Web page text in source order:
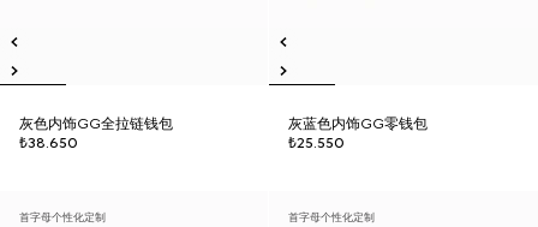
灰色内饰GG全拉链钱包
₺38.650
灰蓝色内饰GG零钱包
₺25.550
首字母个性化定制 首字母个性化定制